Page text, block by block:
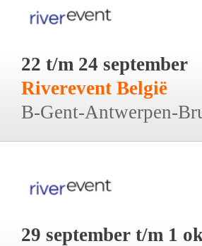
22 t/m 24 september
Riverevent België
B-Gent-Antwerpen-
29 september t/m 1